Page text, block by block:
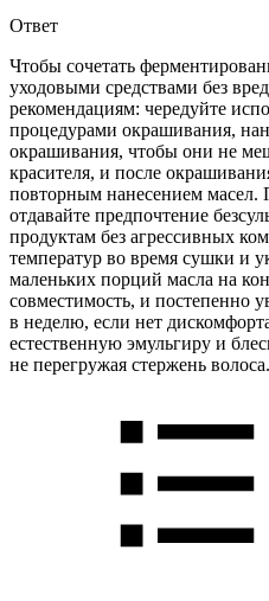
Ответ
Чтобы сочетать
уходовыми средствами без
рекомендациям: чередуйте
процедурами окрашивания,
окрашивания, чтобы они не
красителя, и после
повторным нанесением масел.
отдавайте предпочтение
продуктам без агрессивных
температур во время сушки и
маленьких порций масла на
совместимость, и постепенно
в неделю, если нет
естественную эмульгиру и
не перегружая стержень волоса.